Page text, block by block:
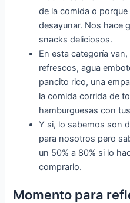
de la comida o
desayunar. Nos hace
snacks deliciosos.
En esta categoría
refrescos, agua
pancito rico, una
la comida corrida de
hamburguesas con
Y si, lo sabemos son
para nosotros pero
un 50% a 80% si lo
comprarlo.
Momento para